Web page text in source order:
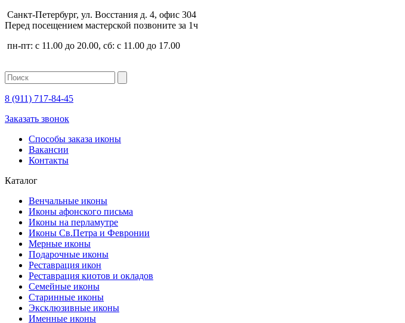
Санкт-Петербург, ул. Восстания д. 4, офис 304
Перед посещением мастерской позвоните за 1ч
пн-пт: с 11.00 до 20.00, сб: с 11.00 до 17.00
8 (911) 717-84-45
Заказать звонок
Способы заказа иконы
Вакансии
Контакты
Каталог
Венчальные иконы
Иконы афонского письма
Иконы на перламутре
Иконы Св.Петра и Февронии
Мерные иконы
Подарочные иконы
Реставрация икон
Реставрация киотов и окладов
Семейные иконы
Старинные иконы
Эксклюзивные иконы
Именные иконы